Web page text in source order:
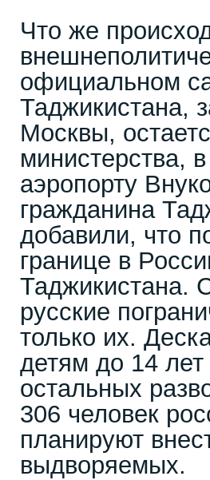
Что же
официальном
Таджикистана,
Москвы,
министерства,
аэропорту
гражданина
добавили, что
границе в
Таджикистана.
русские
только их.
детям до 14
остальных
306 человек
планируют
выдворяемых.